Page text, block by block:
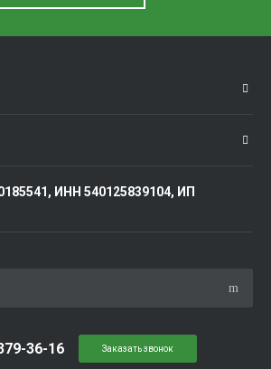
ИНН 540125839104, ИП
36-16 Заказать звонок